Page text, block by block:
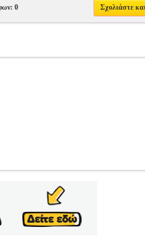
0 Σχολιάστε
Εντυπωσιάστε με την
JLO.• Τονίστε τη θηλυκότητά σας
χαρακτηριστικά>• Με τιράντες•
Κίτρινο - καφέ• Μέγεθος>•
Υπόδηση πωλούνται από την